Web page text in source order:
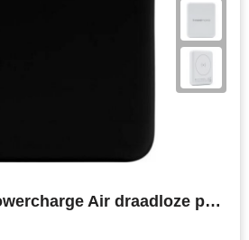
BrandCharger Powercharge Air draadloze powerbank